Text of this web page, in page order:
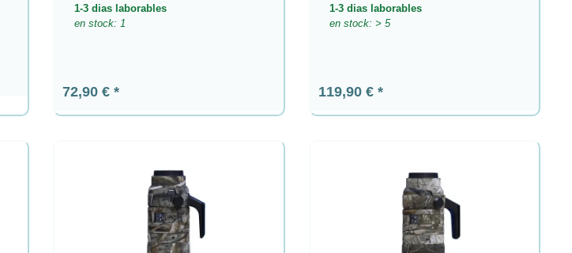
1-3 dias laborables
en stock: 1
Precio normal:
72,90 €
1-3 dias laborables
en stock: > 5
Precio normal:
119,90 €